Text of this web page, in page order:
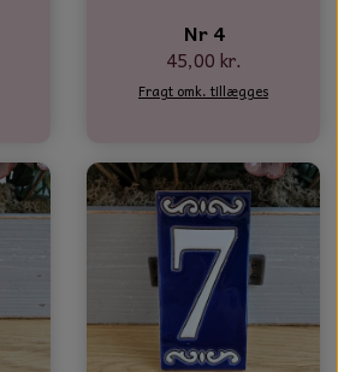
Nr 4
45,00 kr.
Fragt omk. tillægges